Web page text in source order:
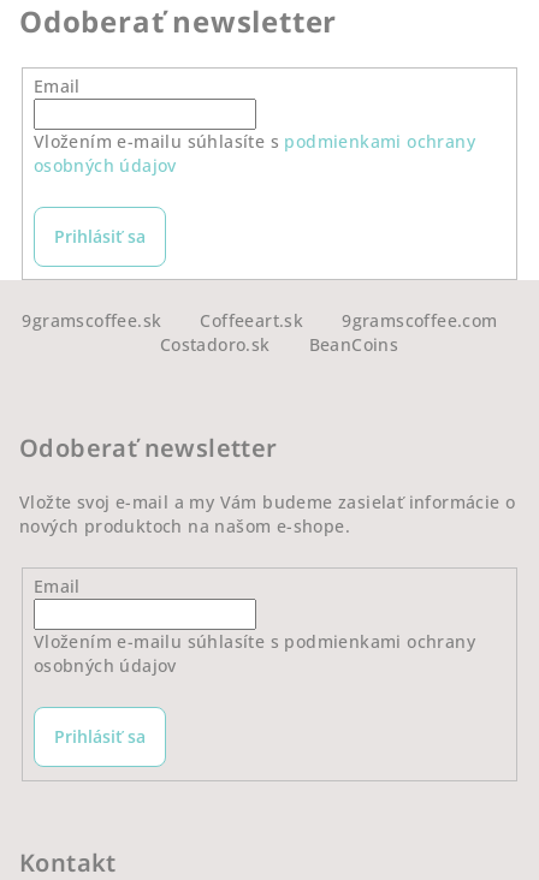
Odoberať newsletter
Email
Vložením e-mailu súhlasíte s podmienkami ochrany
osobných údajov
Prihlásiť sa
9gramscoffee.sk Coffeeart.sk
9gramscoffee.com
Costadoro.sk
BeanCoins
Odoberať newsletter
Vložte svoj e-mail a my Vám budeme zasielať informácie o
nových produktoch na našom e-shope.
Email
Vložením e-mailu súhlasíte s podmienkami ochrany
osobných údajov
Prihlásiť sa
Kontakt